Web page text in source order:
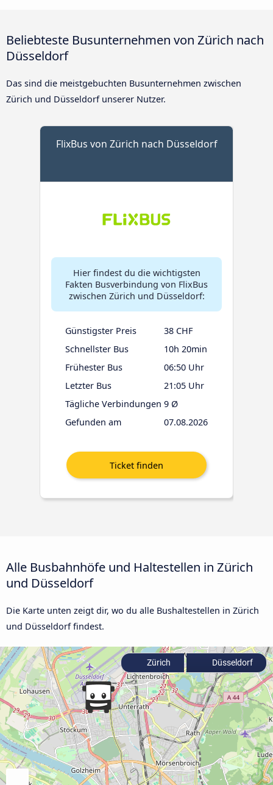
Beliebteste Busunternehmen von Zürich nach
Düsseldorf
Das sind die meistgebuchten Busunternehmen zwischen
Zürich und Düsseldorf unserer Nutzer.
FlixBus von Zürich nach Düsseldorf
Hier findest du die wichtigsten
Fakten Busverbindung von FlixBus
zwischen Zürich und Düsseldorf:
Günstigster Preis
38 CHF
Schnellster Bus
10h 20min
Frühester Bus
06:50 Uhr
Letzter Bus
21:05 Uhr
Tägliche Verbindungen 9 Ø
Gefunden am
07.08.2026
Alle Busbahnhöfe und Haltestellen in Zürich
und Düsseldorf
Die Karte unten zeigt dir, wo du alle Bushaltestellen in Zürich
und Düsseldorf findest.
Zürich Düsseldorf